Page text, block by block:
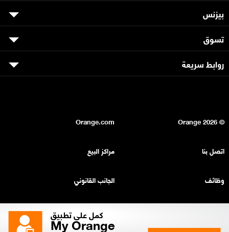
كمل على تطبيق
My Orange
بيزنس
تسوق
روابط سريعة
© Orange
2026
Orange.com
اتصل بنا مراكز البيع
وظائف الجانب القانوني